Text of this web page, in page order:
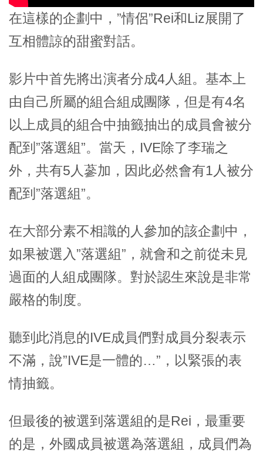
在這樣的企劃中，”情侶”Rei和Liz展開了
互相體諒的甜蜜對話。
影片中首先將出演者分成4人組。基本上
由自己所屬的組合組成團隊，但是有4名
以上成員的組合中抽籤抽出的成員會被分
配到”落選組”。當天，IVE除了李瑞之
外，共有5人蔘加，因此必然會有1人被分
配到”落選組”。
在大部分素不相識的人參加的該企劃中，
如果被選入”落選組”，就會和之前從未見
過面的人組成團隊。對於認生來說是非常
嚴格的制度。
聽到此消息的IVE成員們對成員分裂表示
不滿，說”IVE是一體的…”，以緊張的表
情抽籤。
但最後的被選到落選組的是Rei，最重要
的是，外國成員被選為落選組，成員們為